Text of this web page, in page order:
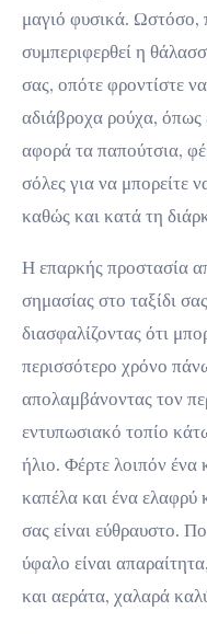
μαγιό φυσικά. Ωστόσο,
συμπεριφερθεί η
σας, οπότε φροντίστε
αδιάβροχα ρούχα,
αφορά τα παπούτσια,
σόλες για να μπορείτε
καθώς και κατά τη
Η επαρκής προστασία
σημασίας στο ταξίδι
διασφαλίζοντας ότι
περισσότερο χρόνο
απολαμβάνοντας τον
εντυπωσιακό τοπίο
ήλιο. Φέρτε λοιπόν ένα
καπέλα και ένα ελαφρύ
σας είναι εύθραυστο.
ύφαλο είναι
και αεράτα, χαλαρά